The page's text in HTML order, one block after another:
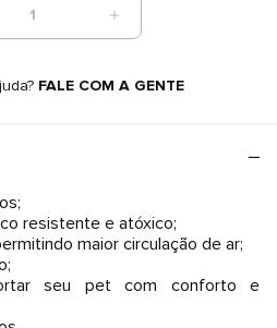
1
FALE COM A GENTE
resistente e atóxico;
maior circulação de ar;
seu pet com conforto e